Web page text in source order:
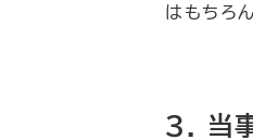
はもちろ
3. 当